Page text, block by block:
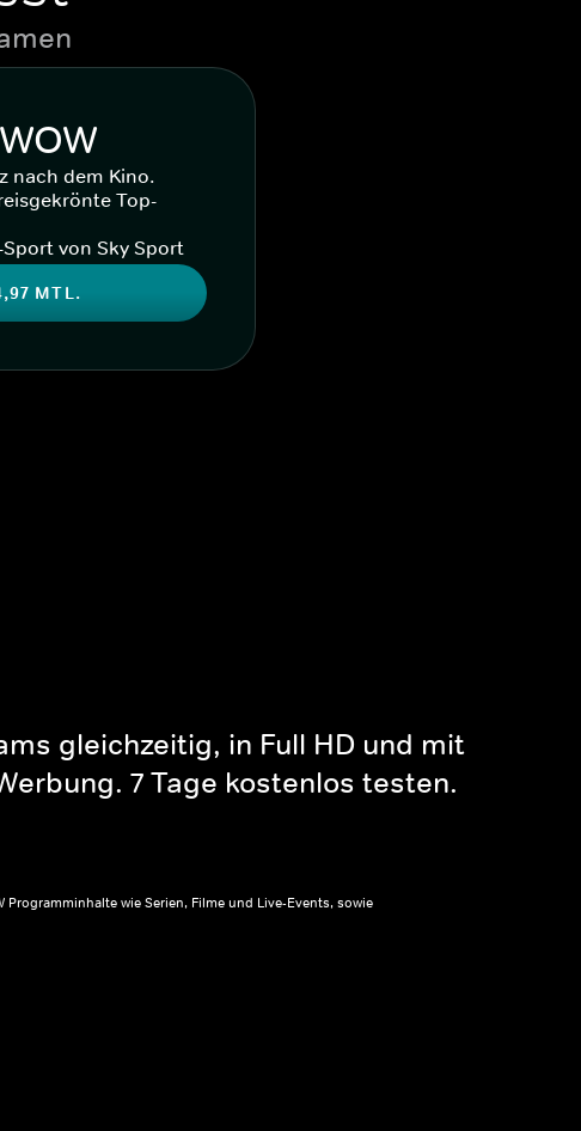
nach dem Kino.
Top-
von Sky Sport
MTL.
gleichzeitig, in Full HD und mit
7 Tage kostenlos testen.
wie Serien, Filme und Live-Events, sowie